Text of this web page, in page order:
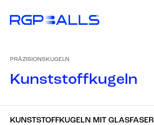
PRÄZISIONSKUGELN
Kunststoffkugeln
KUNSTSTOFFKUGELN MIT GLASFASER